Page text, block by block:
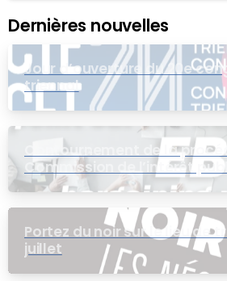
Dernières nouvelles
Jour d’ouverture du 20e
triennal
Contournement de la
Commission de l’intérêt
pour le groupe EB
Portez du noir sur le lieu de
juillet